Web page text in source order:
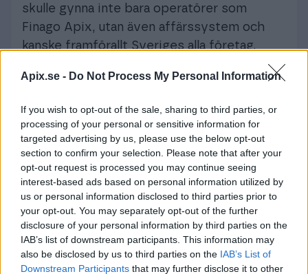
Apix.se - Do Not Process My Personal Information
If you wish to opt-out of the sale, sharing to third parties, or
processing of your personal or sensitive information for
targeted advertising by us, please use the below opt-out
section to confirm your selection. Please note that after your
opt-out request is processed you may continue seeing
interest-based ads based on personal information utilized by
us or personal information disclosed to third parties prior to
your opt-out. You may separately opt-out of the further
disclosure of your personal information by third parties on the
IAB’s list of downstream participants. This information may
also be disclosed by us to third parties on the IAB’s List of
Downstream Participants that may further disclose it to other
skulle gynna inte bara operatörer som
Finago Apix, utan även affärssystem och
kanske framförallt Sveriges alla företag.
Vi kommer jobba vidare tillsammans med
en bra lösning. Kanske redan 2018?
FAKTURERING NYHETER